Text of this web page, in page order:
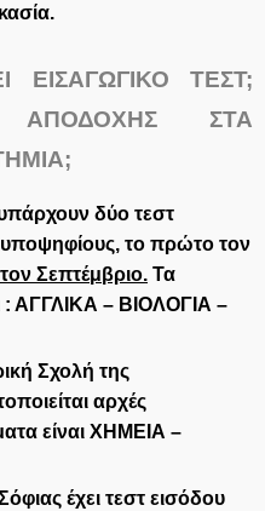
ΕΙΣΑΓΩΓΙΚΟ ΤΕΣΤ;
ΣΤΑ
δύο τεστ
το πρώτο τον
Σεπτέμβριο. Τα
: ΑΓΓΛΙΚΑ – ΒΙΟΛΟΓΙΑ –
Σχολή της
αρχές
είναι ΧΗΜΕΙΑ –
έχει τεστ εισόδου